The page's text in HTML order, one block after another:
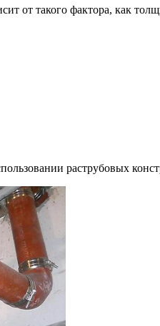
от такого фактора, как
раструбовых